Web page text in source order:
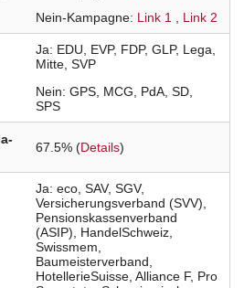
Nein-Kampagne Link 1 Link 2
Ja EDU EVP FDP GLP Lega
Mitte SVP
Nein GPS MCG PdA SD
SPS
67.5% (Details)
Ja eco SAV SGV
Versicherungsverband (SVV)
Pensionskassenverband
(ASIP)
HandelSchweiz
Swissmem
Baumeisterverband
HotellerieSuisse Alliance F Pro